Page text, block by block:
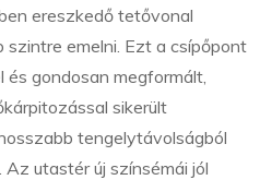
ereszkedő tetővonal
szintre emelni. Ezt a csípőpont
gondosan megformált,
sikerült
tengelytávolságból
utastér új színsémái jól